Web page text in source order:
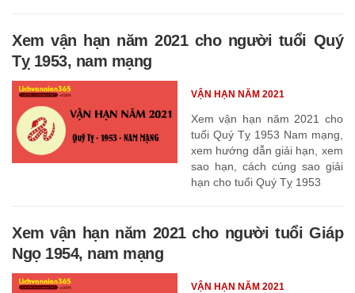
Xem vận hạn năm 2021 cho người tuổi Quý
Tỵ 1953, nam mạng
Xem vận hạn năm 2021 cho
tuổi Quý Tỵ 1953 Nam mạng,
xem hướng dẫn giải hạn, xem
sao hạn, cách cúng sao giải
hạn cho tuổi Quý Tỵ 1953
VẬN HẠN NĂM 2021
Xem vận hạn năm 2021 cho người tuổi Giáp
Ngọ 1954, nam mạng
VẬN HẠN NĂM 2021